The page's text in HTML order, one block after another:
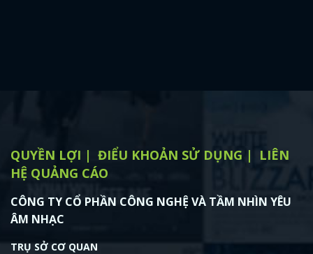
QUYỀN LỢI ĐIỂU KHOẢN SỬ DỤNG
LIÊN
HỆ QUẢNG CÁO
CÔNG TY CỔ PHẦN CÔNG NGHỆ VÀ TẦM NHÌN YÊU
ÂM NHẠC
TRỤ SỞ CƠ QUAN